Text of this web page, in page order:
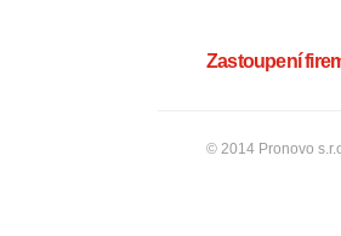
Zastoupení
© 2014 Pronovo